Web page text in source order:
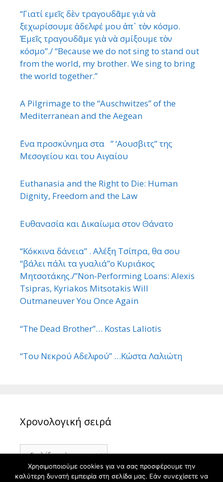
“Γιατί εμεῖς δὲν τραγουδᾶμε γιὰ νὰ
ξεχωρίσουμε ἀδελφέ μου ἀπ᾿ τὸν κόσμο.
Ἐμεῖς τραγουδᾶμε γιὰ νὰ σμίξουμε τὸν
κόσμο”./ “Because we do not sing to stand out
from the world, my brother. We sing to bring
the world together.”
A Pilgrimage to the “Auschwitzes” of the
Mediterranean and the Aegean
΄Ενα προσκύνημα στα ” ‘Αουσβιτς” της
Μεσογείου και του Αιγαίου
Euthanasia and the Right to Die: Human
Dignity, Freedom and the Law
Ευθανασία και Δικαίωμα στον Θάνατο
“Κόκκινα δάνεια” . Αλέξη Τσίπρα, θα σου
“βάλει πάλι τα γυαλιά”ο Κυριάκος
Μητσοτάκης./”Non-Performing Loans: Alexis
Tsipras, Kyriakos Mitsotakis Will
Outmaneuver You Once Again
“The Dead Brother”… Kostas Laliotis
“Του Νεκρού Αδελφού” …Κώστα Λαλιώτη
Χρονολογική σειρά
Χρονολογική
σειρά
Χρησιμοποιούμε cookies για να σας προσφέρουμε την
καλύτερη δυνατή εμπειρία στη σελίδα μας. Εάν συνεχίσετε να